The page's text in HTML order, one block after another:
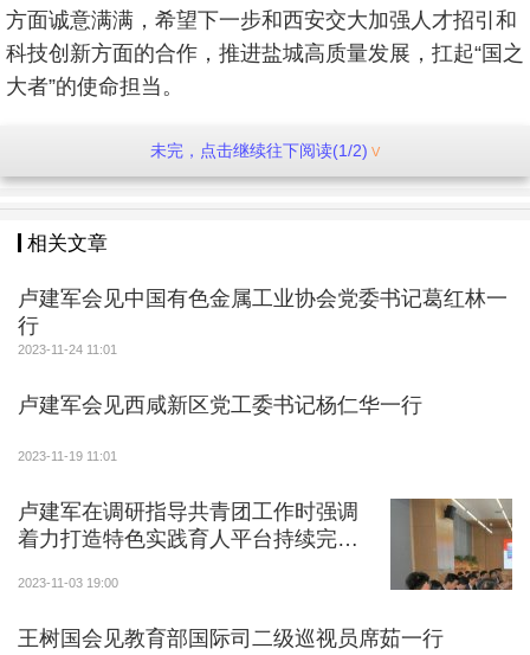
方面诚意满满，希望下一步和西安交大加强人才招引和
科技创新方面的合作，推进盐城高质量发展，扛起“国之
大者”的使命担当。
盐城市委组织部、市人社局、市卫健委、市政府南
京办事处、盐城市响水县、江苏悦达集团有关负责人，
西安交大党、校办，党委组织部、政研室、科研院、人
力资源部、就创中心等有关负责人参加会见。
未完，点击继续往下阅读(1/2)
相关文章
卢建军会见中国有色金属工业协会党委书记葛红林一
行
2023-11-24 11:01
卢建军会见西咸新区党工委书记杨仁华一行
2023-11-19 11:01
卢建军在调研指导共青团工作时强调
着力打造特色实践育人平台持续完善
2023-11-03 19:00
王树国会见教育部国际司二级巡视员席茹一行